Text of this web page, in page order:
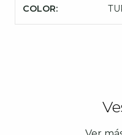
COLOR: